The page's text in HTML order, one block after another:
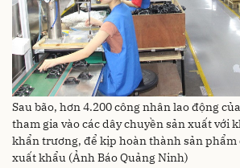
Sau bão, hơn 4.200 công nhân lao động
tham gia vào các dây chuyền sản xuất với
khẩn trương, để kịp hoàn thành sản phẩm
xuất khẩu (Ảnh Báo Quảng Ninh)